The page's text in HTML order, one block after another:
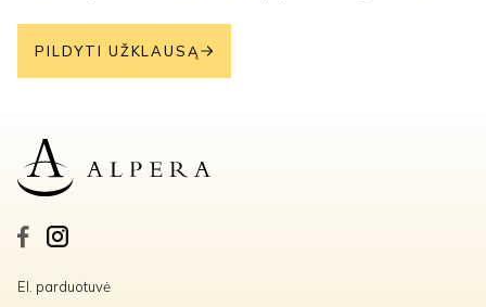
PILDYTI UŽKLAUSĄ
El. parduotuvė